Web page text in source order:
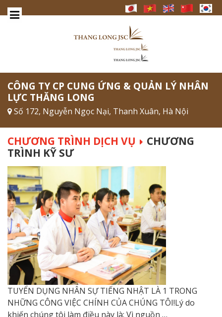
CÔNG TY CP CUNG ỨNG & QUẢN LÝ NHÂN
LỰC THĂNG LONG
Số 172, Nguyễn Ngọc Nại, Thanh Xuân, Hà Nội
CHƯƠNG TRÌNH DỊCH VỤ
CHƯƠNG
TRÌNH KỸ SƯ
TUYỂN DỤNG NHÂN SỰ TIẾNG NHẬT LÀ 1 TRONG
NHỮNG CÔNG VIỆC CHÍNH CỦA CHÚNG TÔI!Lý do
khiến chúng tôi làm điều này là: Vì nguồn …